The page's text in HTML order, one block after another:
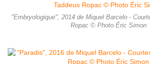
"Embryologique", 2014 de Miquel Barcelo -
Ropac © Photo Éric Simon